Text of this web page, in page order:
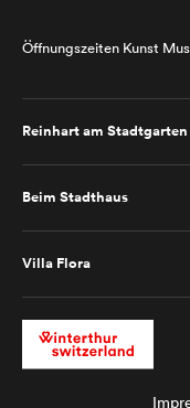
Öffnungszeiten Kunst
Reinhart am Stadtgarten
Beim Stadthaus
Villa Flora